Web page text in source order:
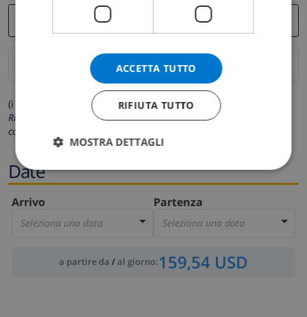
(i campi contrassegnati con * sono obbligatori)
Rispettiamo la tua privacy. I tuoi dati personali non saranno mai
condivisi con gli altri.
Date
Arrivo
Seleziona una data
Partenza
Seleziona una data
a partire da /al giorno:159,54 USD
ACCETTA TUTTO
RIFIUTA TUTTO
MOSTRA DETTAGLI